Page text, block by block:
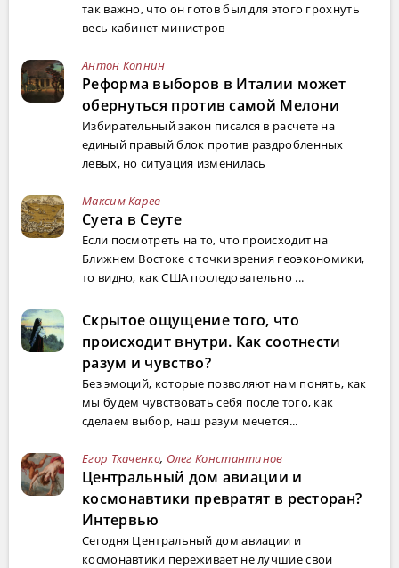
так важно, что он готов был для этого грохнуть
весь кабинет министров
Антон Копнин
Реформа выборов в Италии может
обернуться против самой Мелони
Избирательный закон писался в расчете на
единый правый блок против раздробленных
левых, но ситуация изменилась
Максим Карев
Суета в Сеуте
Если посмотреть на то, что происходит на
Ближнем Востоке с точки зрения геоэкономики,
то видно, как США последовательно ...
Скрытое ощущение того, что
происходит внутри. Как соотнести
разум и чувство?
Без эмоций, которые позволяют нам понять, как
мы будем чувствовать себя после того, как
сделаем выбор, наш разум мечется...
Егор Ткаченко, Олег Константинов
Центральный дом авиации и
космонавтики превратят в ресторан?
Интервью
Сегодня Центральный дом авиации и
космонавтики переживает не лучшие свои